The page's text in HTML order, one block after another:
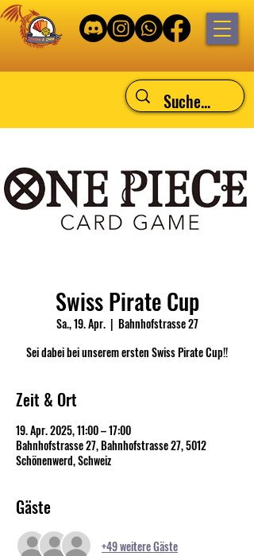
Swiss Pirate Cup
Sa., 19. Apr.
  |
Bahnhofstrasse 27
Sei dabei bei unserem ersten Swiss Pirate Cup!!
Zeit & Ort
19. Apr. 2025, 11:00 – 17:00
Bahnhofstrasse 27, Bahnhofstrasse 27, 5012
Schönenwerd, Schweiz
Gäste
+49 weitere Gäste